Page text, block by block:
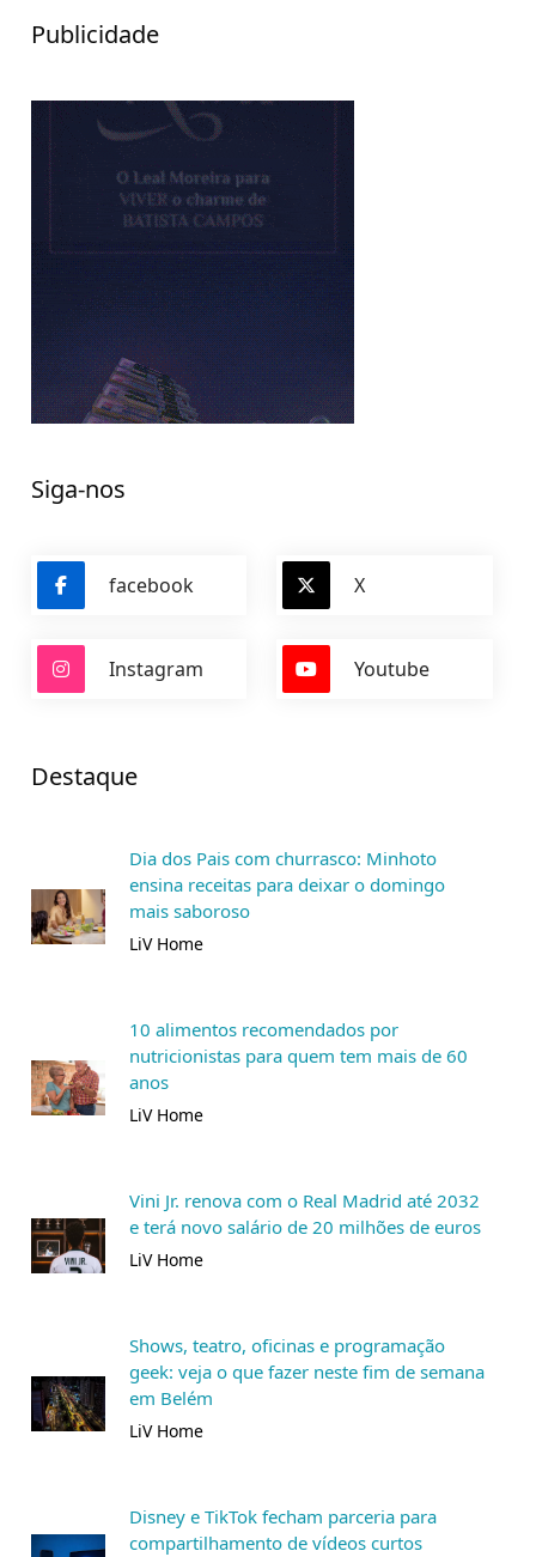
Publicidade
Siga-nos
facebook X
Instagram Youtube
Destaque
Dia dos Pais com churrasco: Minhoto
ensina receitas para deixar o domingo
mais saboroso
LiV Home
10 alimentos recomendados por
nutricionistas para quem tem mais de 60
anos
LiV Home
Vini Jr. renova com o Real Madrid até 2032
e terá novo salário de 20 milhões de euros
LiV Home
Shows, teatro, oficinas e programação
geek: veja o que fazer neste fim de semana
em Belém
LiV Home
Disney e TikTok fecham parceria para
compartilhamento de vídeos curtos